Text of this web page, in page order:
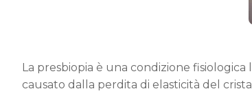
La presbiopia è una condizione
causato dalla perdita di elasticità del